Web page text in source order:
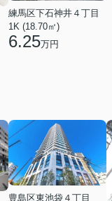
練馬区下石神井４丁目
1K (18.70㎡)
6.25万円
豊島区東池袋４丁目